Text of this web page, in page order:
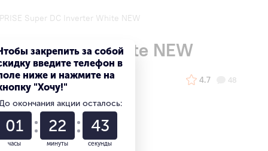
Super DC Inverter White NEW
Inverter White NEW
4.7 48
закрепить за собой
введите телефон в
ниже и нажмите на
"Хочу!"
окончания акции осталось:
01
часы
22
минуты
42
секунды